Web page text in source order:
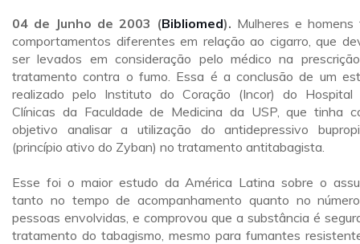
04 de Junho de 2003 (Bibliomed). Mulheres e homens
comportamentos diferentes em relação ao cigarro, que
ser levados em consideração pelo médico na
tratamento contra o fumo. Essa é a conclusão de um
realizado pelo Instituto do Coração (Incor) do Hospital
Clínicas da Faculdade de Medicina da USP, que tinha
objetivo analisar a utilização do antidepressivo
(princípio ativo do Zyban) no tratamento antitabagista.
Esse foi o maior estudo da América Latina sobre o
tanto no tempo de acompanhamento quanto no
pessoas envolvidas, e comprovou que a substância é
tratamento do tabagismo, mesmo para fumantes